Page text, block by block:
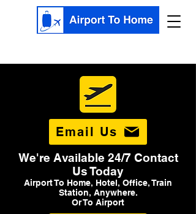
Email Us
We're Available 24/7 Contact
Us Today
Airport To Home, Hotel, Office, Train
Station, Anywhere.
Or To Airport